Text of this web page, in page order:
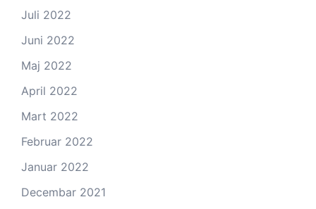
Juli 2022
Juni 2022
Maj 2022
April 2022
Mart 2022
Februar 2022
Januar 2022
Decembar 2021